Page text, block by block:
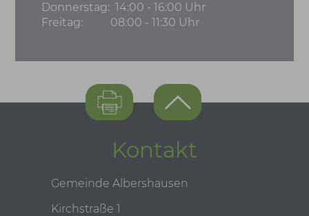
Donnerstag:14:00 - 16:00 Uhr
Freitag: 08:00 - 11:30 Uhr
Kontakt
Gemeinde Albershausen
Kirchstraße 1